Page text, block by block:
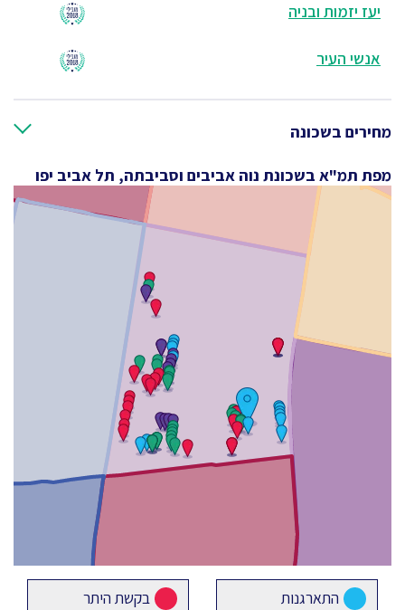
יעז יזמות ובניה
אנשי העיר
מחירים בשכונה
מפת תמ"א בשכונת נוה אביבים וסביבתה, תל אביב יפו
התארגנות בקשת היתר